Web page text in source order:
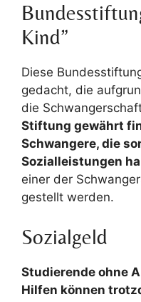
Kind”
Diese
gedacht, die
die
Stiftung gewährt
Schwangere, die
Sozialleistungen
einer der
gestellt werden.
Sozialgeld
Studierende ohne
Hilfen können